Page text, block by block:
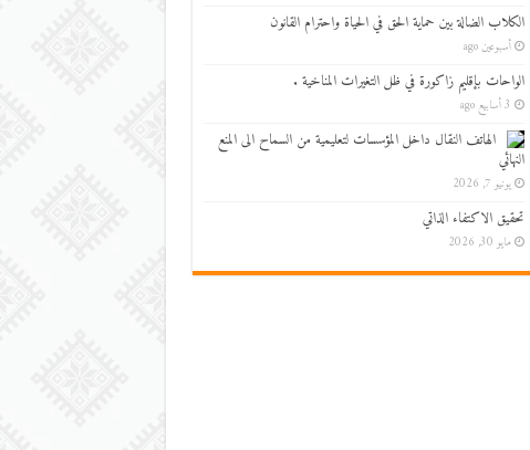
الكلاب الضالة بين حماية الحق في الحياة واحترام القانون
أسبوعين ago
الواحات بإقليم زاكورة في ظل التغيرات المناخية .
3 أسابيع ago
الهاتف النقال داخل المؤسسات لتعليمية من السماح الى المنع
النهائي
يونيو 7, 2026
تحقيق الاكتفاء الذاتي
مايو 30, 2026